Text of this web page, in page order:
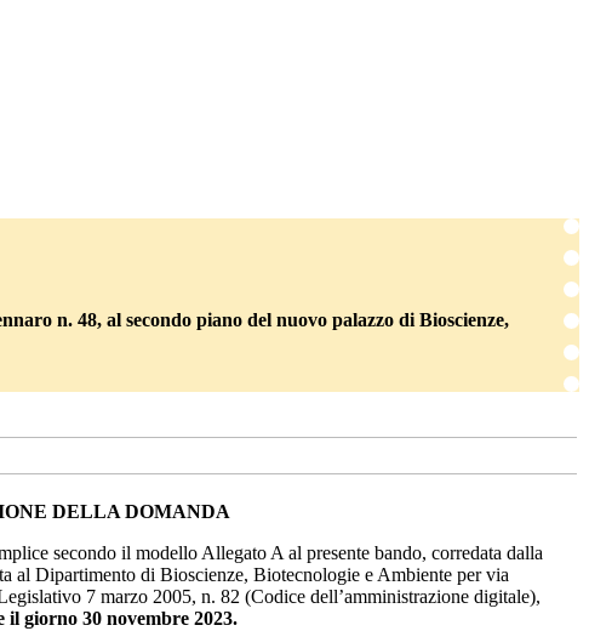
n. 48, al secondo piano del nuovo palazzo di Bioscienze,
DELLA DOMANDA
secondo il modello Allegato A al presente bando, corredata dalla
al Dipartimento di Bioscienze, Biotecnologie e Ambiente per via
7 marzo 2005, n. 82 (Codice dell’amministrazione digitale),
il giorno 30 novembre 2023.